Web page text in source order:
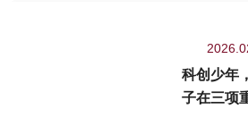
88613R队拿下世界第八名与最佳建造奖，用
科创少年
子在三项